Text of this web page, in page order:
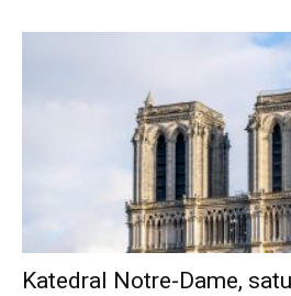
Katedral Notre-Dame,